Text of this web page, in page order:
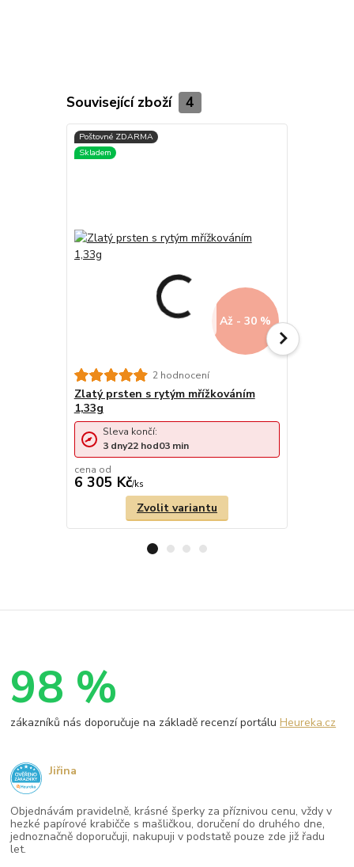
Související zboží 4
Až - 30 %
2 hodnocení
Zlatý prsten s rytým mřížkováním
1,33g
cena od
6 305 Kč/ks
Sleva končí:
3 dny22 hod03 min
Zvolit variantu
98 %
zákazníků nás doporučuje na základě recenzí portáluHeureka.cz
Objednávám pravidelně, krásné šperky za příznivou cenu, vždy v
hezké papírové krabičče s mašličkou, doručení do druhého dne,
jednoznačně doporučuji, nakupuji v podstatě pouze zde již řadu
let.
Jiřina